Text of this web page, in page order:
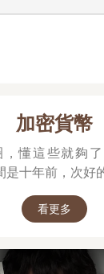
或財務的憂患意
、讓父母養，自
為台灣正步入已
業凍薪，許多父
加密貨幣
懂這些就夠
十年前，次好
看更多